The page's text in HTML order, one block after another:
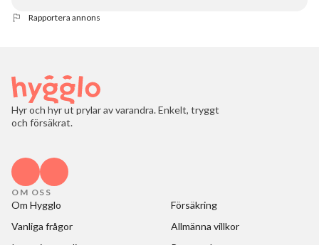
Rapportera annons
Hyr och hyr ut prylar av varandra. Enkelt, tryggt
och försäkrat.
OM OSS
Om Hygglo
Försäkring
Vanliga frågor
Allmänna villkor